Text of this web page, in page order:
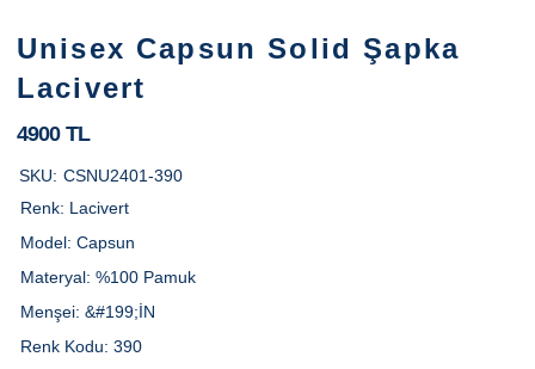
Unisex Capsun Solid Şapka
Lacivert
4900 TL
SKU: CSNU2401-390
Renk: Lacivert
Model: Capsun
Materyal: %100 Pamuk
Menşei: &#199;İN
Renk Kodu: 390